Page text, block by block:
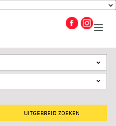
UITGEBREID ZOEKEN